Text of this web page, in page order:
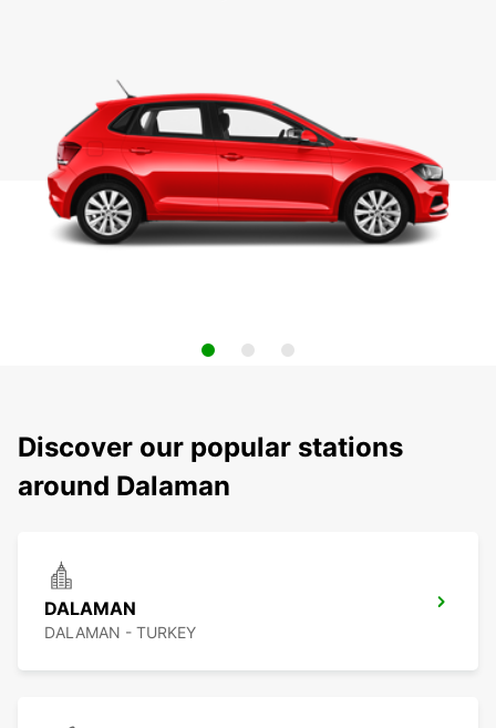
Discover our popular stations
around Dalaman
DALAMAN
DALAMAN - TURKEY